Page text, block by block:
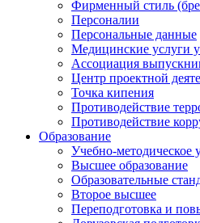
Фирменный стиль
Персоналии
Персональные данные
Медицинские услуги
Ассоциация
Центр проектной
Точка кипения
Противодействие
Противодействие
Образование
Учебно-методическое
Высшее образование
Образовательные
Второе высшее
Переподготовка и